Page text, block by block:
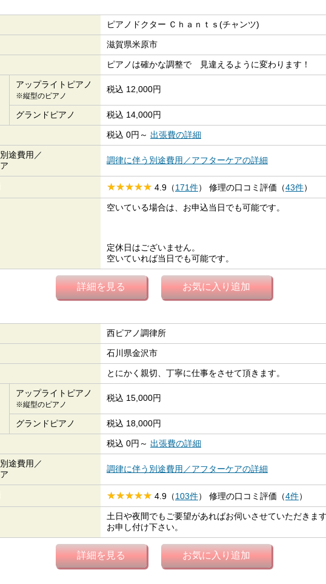
ピアノドクター Ｃｈａｎｔｓ(チャンツ)
滋賀県米原市
ピアノは確かな調整で 見違えるように変わります！
アップライトピアノ
※縦型のピアノ
税込 12,000円
グランドピアノ 税込 14,000円
税込 0円～ 出張費の詳細
途費用／
調律に伴う別途費用／アフターケアの詳細
4.9（171件） 修理の口コミ評価（43件）
空いている場合は、お申込当日でも可能です。
定休日はございません。
空いていれば当日でも可能です。
詳細を見る お気に入り追加
西ピアノ調律所
石川県金沢市
とにかく親切、丁寧に仕事をさせて頂きます。
アップライトピアノ
※縦型のピアノ
税込 15,000円
グランドピアノ 税込 18,000円
税込 0円～ 出張費の詳細
途費用／
調律に伴う別途費用／アフターケアの詳細
4.9（103件） 修理の口コミ評価（4件）
土日や夜間でもご要望があればお伺いさせていただきま
お申し付け下さい。
詳細を見る お気に入り追加